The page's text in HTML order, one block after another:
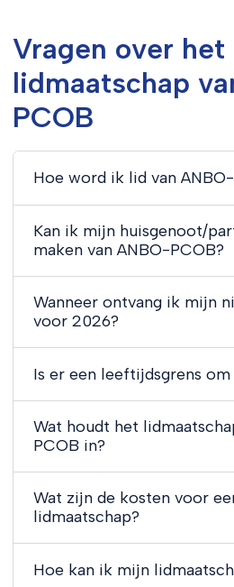
Vragen over het
lidmaatschap
PCOB
Hoe word ik lid van
Kan ik mijn huisgenoot/
maken van ANBO-PCOB?
Wanneer ontvang ik mijn
voor 2026?
Is er een leeftijdsgrens
Wat houdt het
PCOB in?
Wat zijn de kosten voor
lidmaatschap?
Hoe kan ik mijn